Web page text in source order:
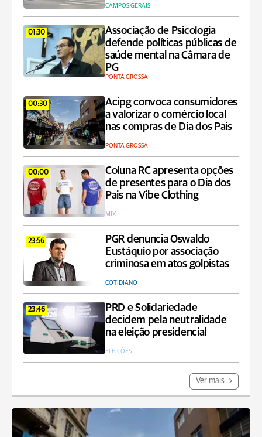
CAMPOS GERAIS
01:30
Associação de Psicologia
defende políticas públicas de
saúde mental na Câmara de
PG
PONTA GROSSA
00:30
Acipg convoca consumidores
a valorizar o comércio local
nas compras de Dia dos Pais
PONTA GROSSA
00:00
Coluna RC apresenta opções
de presentes para o Dia dos
Pais na Vibe Clothing
MIX
23:56
PGR denuncia Oswaldo
Eustáquio por associação
criminosa em atos golpistas
COTIDIANO
23:46
PRD e Solidariedade
decidem pela neutralidade
na eleição presidencial
ELEIÇÕES
Ver mais